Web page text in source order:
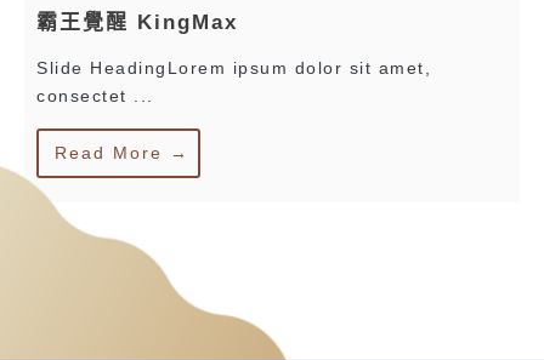
霸王覺醒 KingMax
Slide HeadingLorem ipsum dolor sit amet,
consectet ...
Read More →